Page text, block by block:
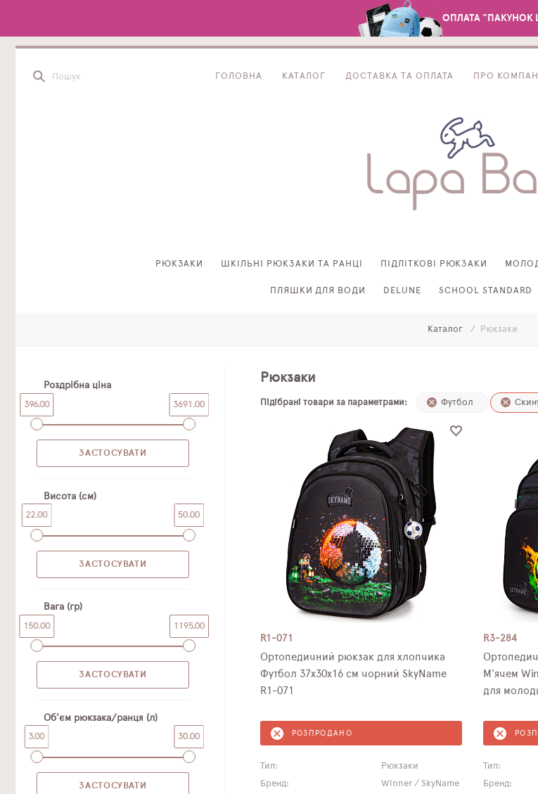
ОПЛАТА "ПАКУНОК
ГОЛОВНА КАТАЛОГ ДОСТАВКА ТА ОПЛАТА ПРО
РЮКЗАКИ ШКІЛЬНІ РЮКЗАКИ ТА РАНЦІ ПІДЛІТКОВІ РЮКЗАКИ
ПЛЯШКИ ДЛЯ ВОДИ DELUNE SCHOOL STANDARD
Каталог Рюкзаки
Роздрібна ціна
396.00 3691.00
Висота (см)
22.00 50.00
Вага (гр)
150.00 1195.00
Об'єм рюкзака/ранця (л)
3.00 30.00
Рюкзаки
Підібрані товари за параметрами: Футбол
R1-071
Ортопедичний рюкзак для хлопчика
Футбол 37х30х16 см чорний SkyName
R1-071
РОЗПРОДАНО
Тип:
Рюкзаки
Бренд:
Winner / SkyName
R3-284
М'ячем
для
Тип:
Бренд: